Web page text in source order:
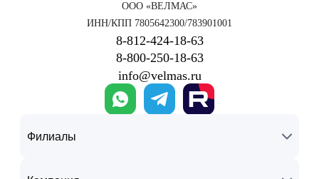
ООО «ВЕЛМАС»
ИНН/КПП 7805642300/783901001
8‑812‑424‑18‑63
8‑800‑250‑18‑63
info@velmas.ru
Филиалы